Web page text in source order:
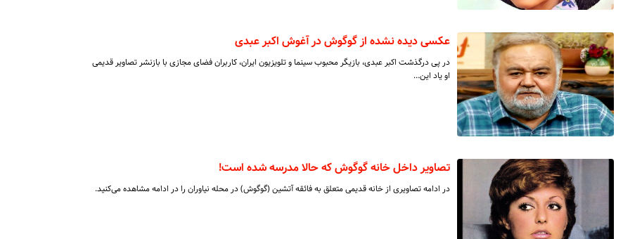
عکسی دیده نشده از گوگوش در آغوش اکبر عبدی
در پی درگذشت اکبر عبدی، بازیگر محبوب سینما و تلویزیون ایران، کاربران فضای مجازی با بازنشر تصاویر قدیمی
او یاد این…
تصاویر داخل خانه گوگوش که حالا مدرسه شده است!
در ادامه تصاویری از خانه قدیمی متعلق به فائقه آتشین (گوگوش) در محله نیاوران را در ادامه مشاهده می‌کنید.